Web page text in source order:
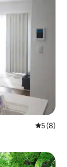
平均评分
5 (8)